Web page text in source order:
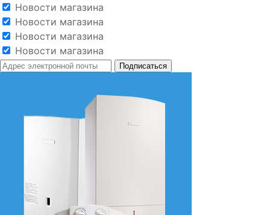
Новости магазина
Новости магазина
Новости магазина
Новости магазина